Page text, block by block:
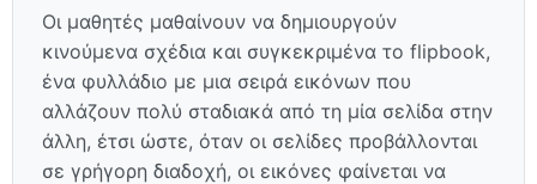
Οι μαθητές μαθαίνουν να δημιουργούν
κινούμενα σχέδια και συγκεκριμένα το flipbook,
ένα φυλλάδιο με μια σειρά εικόνων που
αλλάζουν πολύ σταδιακά από τη μία σελίδα στην
άλλη, έτσι ώστε, όταν οι σελίδες προβάλλονται
σε γρήγορη διαδοχή, οι εικόνες φαίνεται να